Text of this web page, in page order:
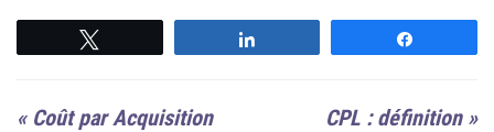
« Coût par Acquisition
CPL : définition»